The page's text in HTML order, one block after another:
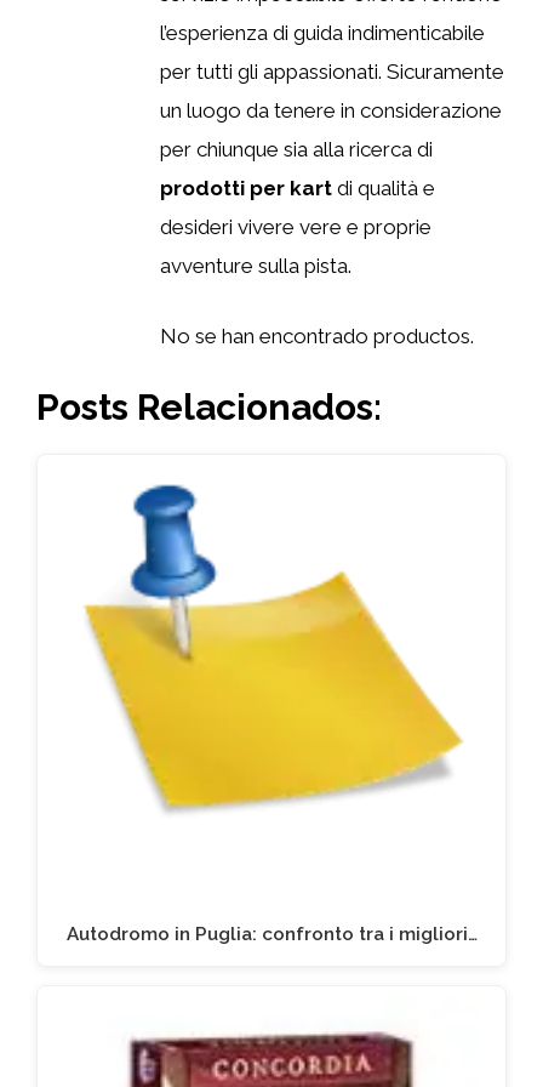
l’esperienza di guida indimenticabile
per tutti gli appassionati. Sicuramente
un luogo da tenere in considerazione
per chiunque sia alla ricerca di
prodotti per kart di qualità e
desideri vivere vere e proprie
avventure sulla pista.
No se han encontrado productos.
Posts Relacionados:
Autodromo in Puglia: confronto tra i migliori…